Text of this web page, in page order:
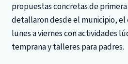
propuestas concretas de primera
detallaron desde el municipio, el
lunes a viernes con actividades
temprana y talleres para padres.